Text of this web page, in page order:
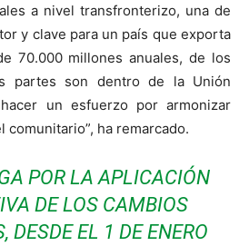
a nivel transfronterizo, una de
y clave para un país que exporta
70.000 millones anuales, de los
partes son dentro de la Unión
hacer un esfuerzo por armonizar
comunitario”, ha remarcado.
POR LA APLICACIÓN
DE LOS CAMBIOS
DESDE EL 1 DE ENERO